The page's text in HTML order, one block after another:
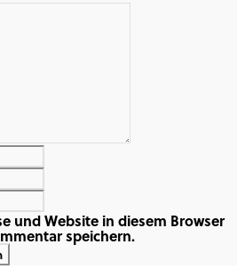
und Website in diesem Browser
speichern.